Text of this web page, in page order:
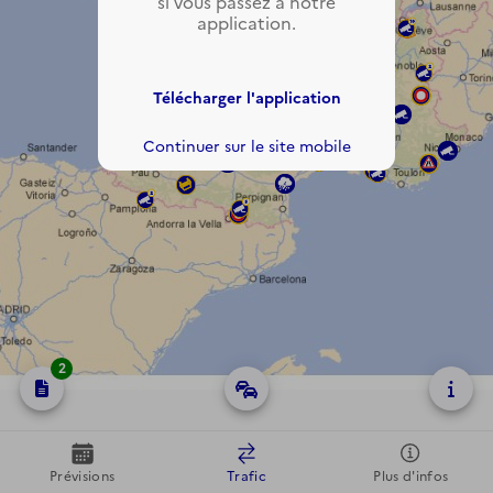
2
Prévisions Trafic Plus d'infos
application.
Télécharger l'application
Continuer sur le site mobile